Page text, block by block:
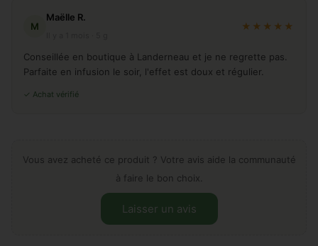
M
Maëlle R.
★★★★★
Conseillée en boutique à Landerneau et je ne regrette pas.
Parfaite en infusion le soir, l'effet est doux et régulier.
✓ Achat vérifié
Vous avez acheté ce produit ? Votre avis aide la communauté
à faire le bon choix.
Laisser un avis